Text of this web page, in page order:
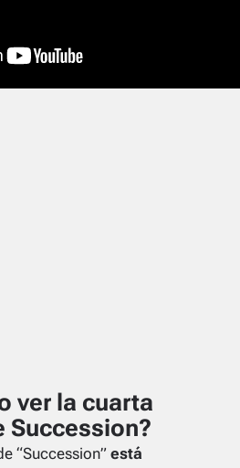
ver la cuarta
Succession?
“Succession” está